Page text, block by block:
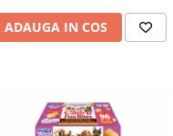
ADAUGA IN COS